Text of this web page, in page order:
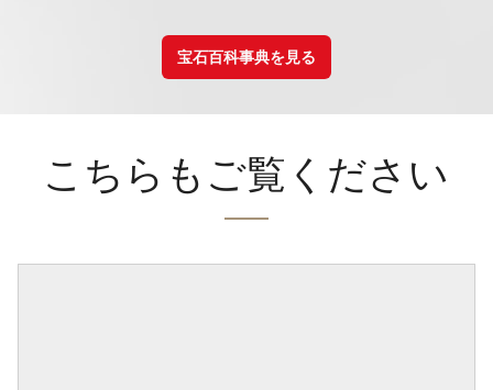
宝石百科事典を見る
こちらもご覧ください